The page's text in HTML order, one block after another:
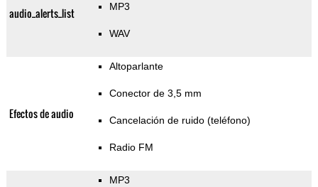
audio_alerts_list MP3
WAV
Efectos de audio
Altoparlante
Conector de 3,5 mm
Cancelación de ruido (teléfono)
Radio FM
MP3